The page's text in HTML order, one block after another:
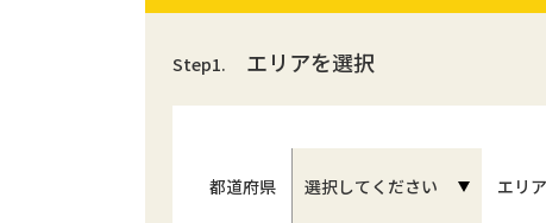
Step1. エリアを選択
都道府県 エリア